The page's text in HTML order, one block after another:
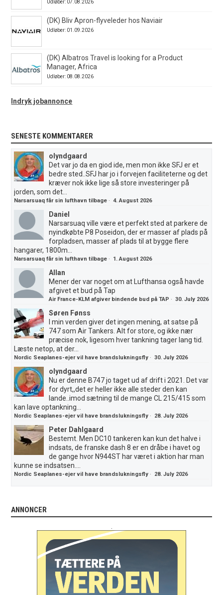
Udløber: 07.08.2026
(DK) Bliv Apron-flyveleder hos Naviair
Udløber: 01.09.2026
(DK) Albatros Travel is looking for a Product
Manager, Africa
Udløber: 08.08.2026
Indryk jobannonce
SENESTE KOMMENTARER
olyndgaard
Det var jo da en giod ide, men mon ikke SFJ er et
bedre sted..SFJ har jo i forvejen faciliteterne og det
kræver nok ikke lige så store investeringer på
jorden, som det...
Narsarsuaq får sin lufthavn tilbage ·4. August 2026
Daniel
Narsarsuaq ville være et perfekt sted at parkere de
nyindkøbte P8 Poseidon, der er masser af plads på
forpladsen, masser af plads til at bygge flere
hangarer, 1800m...
Narsarsuaq får sin lufthavn tilbage · 1. August 2026
Allan
Mener der var noget om at Lufthansa også havde
afgivet et bud på Tap
Air France-KLM afgiver bindende bud på TAP ·30. July 2026
Søren Fønss
I min verden giver det ingen mening, at satse på
747 som Air Tankers. Alt for store, og ikke nær
præcise nok, ligesom hver tankning tager lang tid.
Læste netop, at der...
Nordic Seaplanes-ejer vil have brandslukningsfly ·30. July 2026
olyndgaard
Nu er denne B747 jo taget ud af drift i 2021. Det var
for dyrt,,det er heller ikke alle steder den kan
lande..imod sætning til de mange CL 215/415 som
kan lave optankning...
Nordic Seaplanes-ejer vil have brandslukningsfly · 28. July 2026
Peter Dahlgaard
Bestemt. Men DC10 tankeren kan kun det halve i
indsats, de franske dash 8 er en dråbe i havet og
de gange hvor N944ST har været i aktion har man
kunne se indsatsen....
Nordic Seaplanes-ejer vil have brandslukningsfly · 28. July 2026
ANNONCER
.